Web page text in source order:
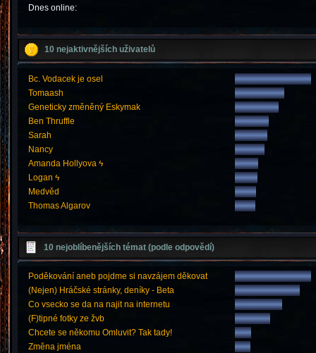
Dnes online:
10 nejaktivnějších uživatelů
Bc. Vodacek je osel
Tomaash
Geneticky změněný Eskymak
Ben Thruffle
Sarah
Nancy
Amanda Hollyova ϟ
Logan ϟ
Medvěd
Thomas Algarov
10 nejoblíbenějších témat (podle odpovědí)
Poděkování aneb pojdme si navzájem děkovat
(Nejen) Hráčské stránky, deníky - Beta
Co vsecko se da na najit na internetu
(F)tipné fotky ze žvb
Chcete se někomu Omluvit? Tak tady!
Změna jména